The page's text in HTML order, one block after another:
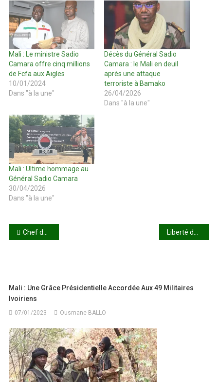
Mali : Le ministre Sadio
Camara offre cinq millions
de Fcfa aux Aigles
10/01/2024
Dans "à la une"
Décès du Général Sadio
Camara : le Mali en deuil
après une attaque
terroriste à Bamako
26/04/2026
Dans "à la une"
Mali : Ultime hommage au
Général Sadio Camara
30/04/2026
Dans "à la une"
Navigation
Chef de l’État, Chef suprême des Armées, ministre de la Défense… : Mon général, garde-à-vous !
Mali : Une Grâce Présidentielle Accordée Aux 49 Militaires
Ivoiriens
07/01/2023 Ousmane BALLO